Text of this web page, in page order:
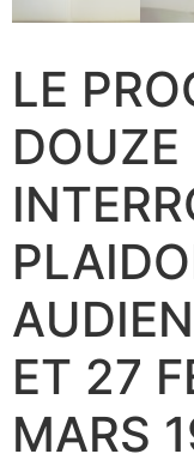
LE
DOUZE
ET 27
MARS